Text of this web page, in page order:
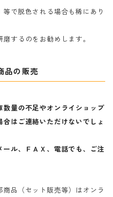
で脱色される場合も稀にあり
するのをお勧めします。
品の販売
数量の不足やオンライショップ
はご連絡いただけないでしょ
ル、ＦＡＸ、電話でも、ご注
品（セット販売等）はオンラ